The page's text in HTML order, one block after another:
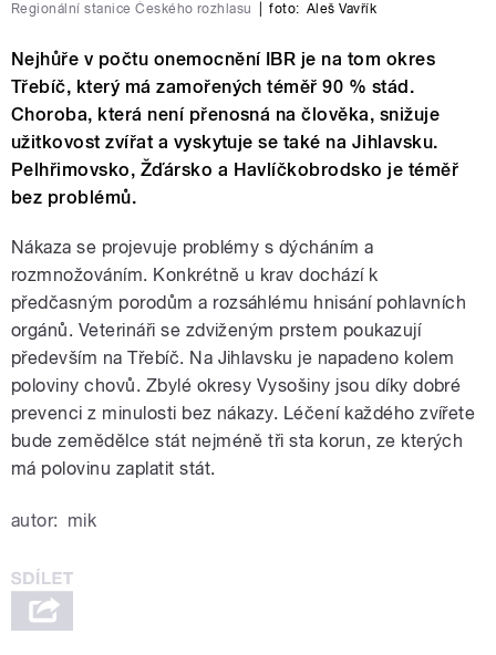
Regionální stanice Českého rozhlasu foto: Aleš Vavřík
Nejhůře v počtu onemocnění IBR je na tom okres
Třebíč, který má zamořených téměř 90 % stád.
Choroba, která není přenosná na člověka, snižuje
užitkovost zvířat a vyskytuje se také na Jihlavsku.
Pelhřimovsko, Žďársko a Havlíčkobrodsko je téměř
bez problémů.
Nákaza se projevuje problémy s dýcháním a
rozmnožováním. Konkrétně u krav dochází k
předčasným porodům a rozsáhlému hnisání pohlavních
orgánů. Veterináři se zdviženým prstem poukazují
především na Třebíč. Na Jihlavsku je napadeno kolem
poloviny chovů. Zbylé okresy Vysošiny jsou díky dobré
prevenci z minulosti bez nákazy. Léčení každého zvířete
bude zemědělce stát nejméně tři sta korun, ze kterých
má polovinu zaplatit stát.
autor: mik